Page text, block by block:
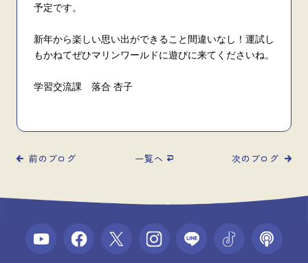
予定です。
新年から楽しい思い出ができること間違いなし！運試し
もかねてぜひマリンワールドに遊びに来てくださいね。
学習交流課 落合 杏子
前のブログ 一覧へ 次のブログ